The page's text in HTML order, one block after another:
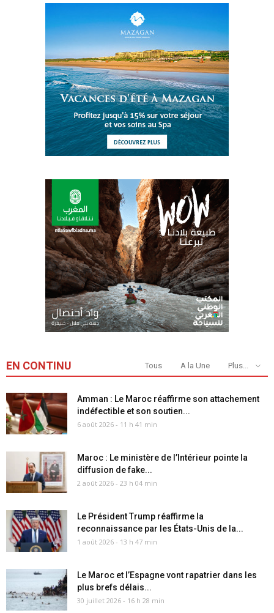
EN CONTINU Tous A la Une Plus...
Amman : Le Maroc réaffirme son attachement
indéfectible et son soutien...
6 août 2026 - 11 h 41 min
Maroc : Le ministère de l’Intérieur pointe la
diffusion de fake...
2 août 2026 - 23 h 04 min
Le Président Trump réaffirme la
reconnaissance par les États-Unis de la...
1 août 2026 - 13 h 47 min
Le Maroc et l’Espagne vont rapatrier dans les
plus brefs délais...
30 juillet 2026 - 16 h 28 min